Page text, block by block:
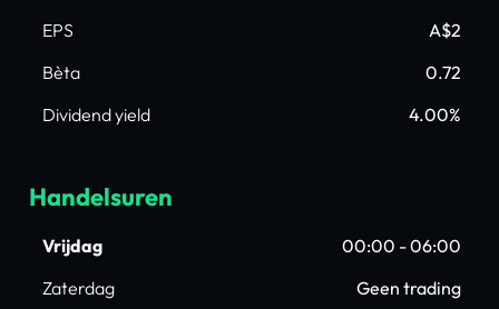
EPS
A$2
Bèta
0.72
Dividend yield
4.00%
Handelsuren
Vrijdag
00:00 - 06:00
Zaterdag
Geen trading